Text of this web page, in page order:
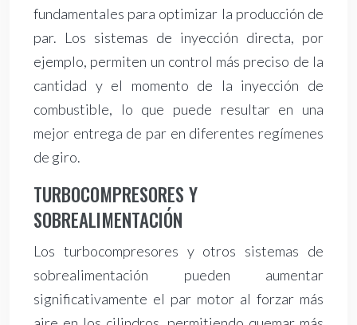
fundamentales para optimizar la producción de
par. Los sistemas de inyección directa, por
ejemplo, permiten un control más preciso de la
cantidad y el momento de la inyección de
combustible, lo que puede resultar en una
mejor entrega de par en diferentes regímenes
de giro.
TURBOCOMPRESORES Y
SOBREALIMENTACIÓN
Los turbocompresores y otros sistemas de
sobrealimentación pueden aumentar
significativamente el par motor al forzar más